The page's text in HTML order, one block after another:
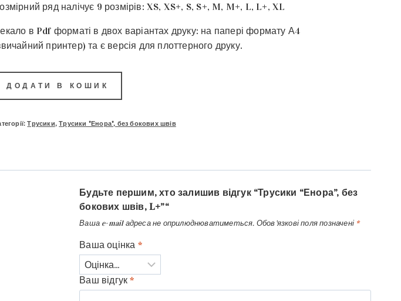
ряд налічує 9 розмірів: XS, XS+, S, S+, M, M+, L, L+, XL
в Pdf форматі в двох варіантах друку: на папері формату А4
принтер) та є версія для плоттерного друку.
ДОДАТИ В КОШИК
Трусики,Трусики "Енора", без бокових швів
Будьте першим, хто залишив відгук “Трусики “Енора”, без
бокових швів, L+”“
Ваша e-mail адреса не оприлюднюватиметься. Обов’язкові поля позначені *
Ваша оцінка *
Ваш відгук*